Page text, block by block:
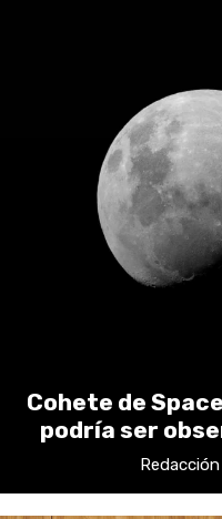
Cohete de
podría ser
Redacción